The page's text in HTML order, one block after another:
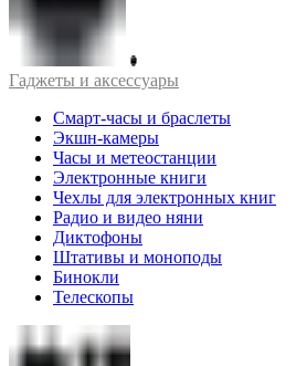
Гаджеты и аксессуары
Смарт-часы и браслеты
Экшн-камеры
Часы и метеостанции
Электронные книги
Чехлы для электронных книг
Радио и видео няни
Диктофоны
Штативы и моноподы
Бинокли
Телескопы